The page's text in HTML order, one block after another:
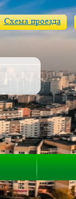
Схема проезда